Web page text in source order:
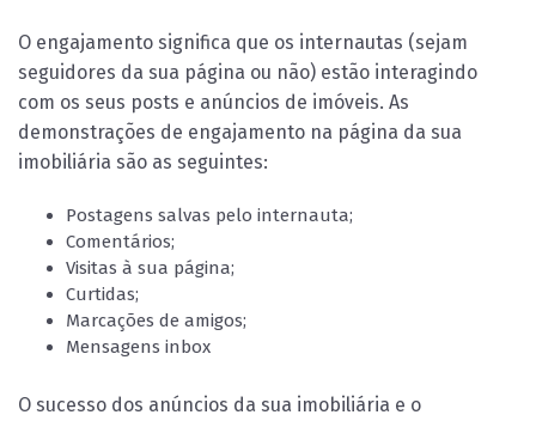
O engajamento significa que os internautas (sejam
seguidores da sua página ou não) estão interagindo
com os seus posts e anúncios de imóveis. As
demonstrações de engajamento na página da sua
imobiliária são as seguintes:
Postagens salvas pelo internauta;
Comentários;
Visitas à sua página;
Curtidas;
Marcações de amigos;
Mensagens inbox
O sucesso dos anúncios da sua imobiliária e o